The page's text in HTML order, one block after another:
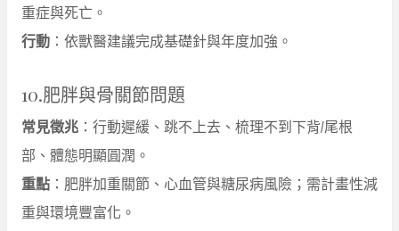
重症與死亡。
行動 ：依獸醫建議完成基礎針與年度加強。
10.肥胖與骨關節問題
常見徵兆 ：行動遲緩、跳不上去、梳理不到下背/尾根
部、體態明顯圓潤。
重點 ：肥胖加重關節、心血管與糖尿病風險；需計畫性減
重與環境豐富化。